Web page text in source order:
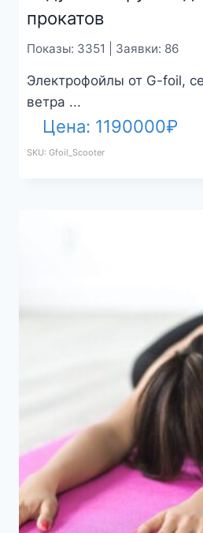
прокатов
Показы: 3351 | Заявки: 86
Электрофойлы от G-foil,
ветра ...
Цена: 1190000₽
SKU: Gfoil_Scooter